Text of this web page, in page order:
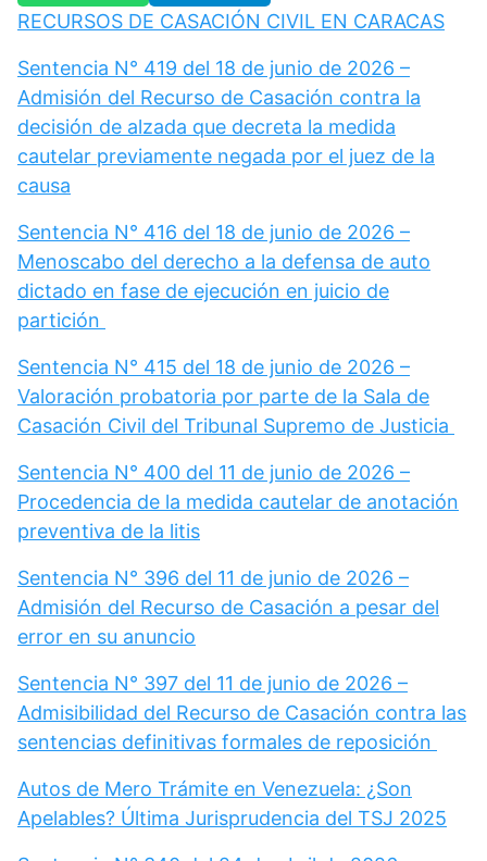
RECURSOS DE CASACIÓN CIVIL EN CARACAS
Sentencia N° 419 del 18 de junio de 2026 –
Admisión del Recurso de Casación contra la
decisión de alzada que decreta la medida
cautelar previamente negada por el juez de la
causa
Sentencia N° 416 del 18 de junio de 2026 –
Menoscabo del derecho a la defensa de auto
dictado en fase de ejecución en juicio de
partición
Sentencia N° 415 del 18 de junio de 2026 –
Valoración probatoria por parte de la Sala de
Casación Civil del Tribunal Supremo de Justicia
Sentencia N° 400 del 11 de junio de 2026 –
Procedencia de la medida cautelar de anotación
preventiva de la litis
Sentencia N° 396 del 11 de junio de 2026 –
Admisión del Recurso de Casación a pesar del
error en su anuncio
Sentencia N° 397 del 11 de junio de 2026 –
Admisibilidad del Recurso de Casación contra las
sentencias definitivas formales de reposición
Autos de Mero Trámite en Venezuela: ¿Son
Apelables? Última Jurisprudencia del TSJ 2025